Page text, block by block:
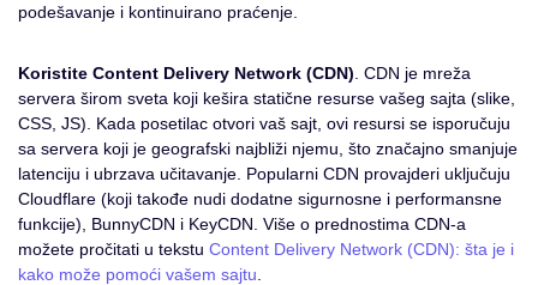
podešavanje i kontinuirano praćenje.
Koristite Content Delivery Network (CDN) . CDN je mreža
servera širom sveta koji kešira statične resurse vašeg sajta (slike,
CSS, JS). Kada posetilac otvori vaš sajt, ovi resursi se isporučuju
sa servera koji je geografski najbliži njemu, što značajno smanjuje
latenciju i ubrzava učitavanje. Popularni CDN provajderi uključuju
Cloudflare (koji takođe nudi dodatne sigurnosne i performansne
funkcije), BunnyCDN i KeyCDN. Više o prednostima CDN-a
možete pročitati u tekstu Content Delivery Network (CDN): šta je i
kako može pomoći vašem sajtu